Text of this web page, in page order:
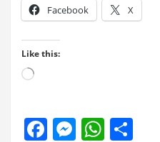
Facebook X
Like this:
Loading…
F
M
W